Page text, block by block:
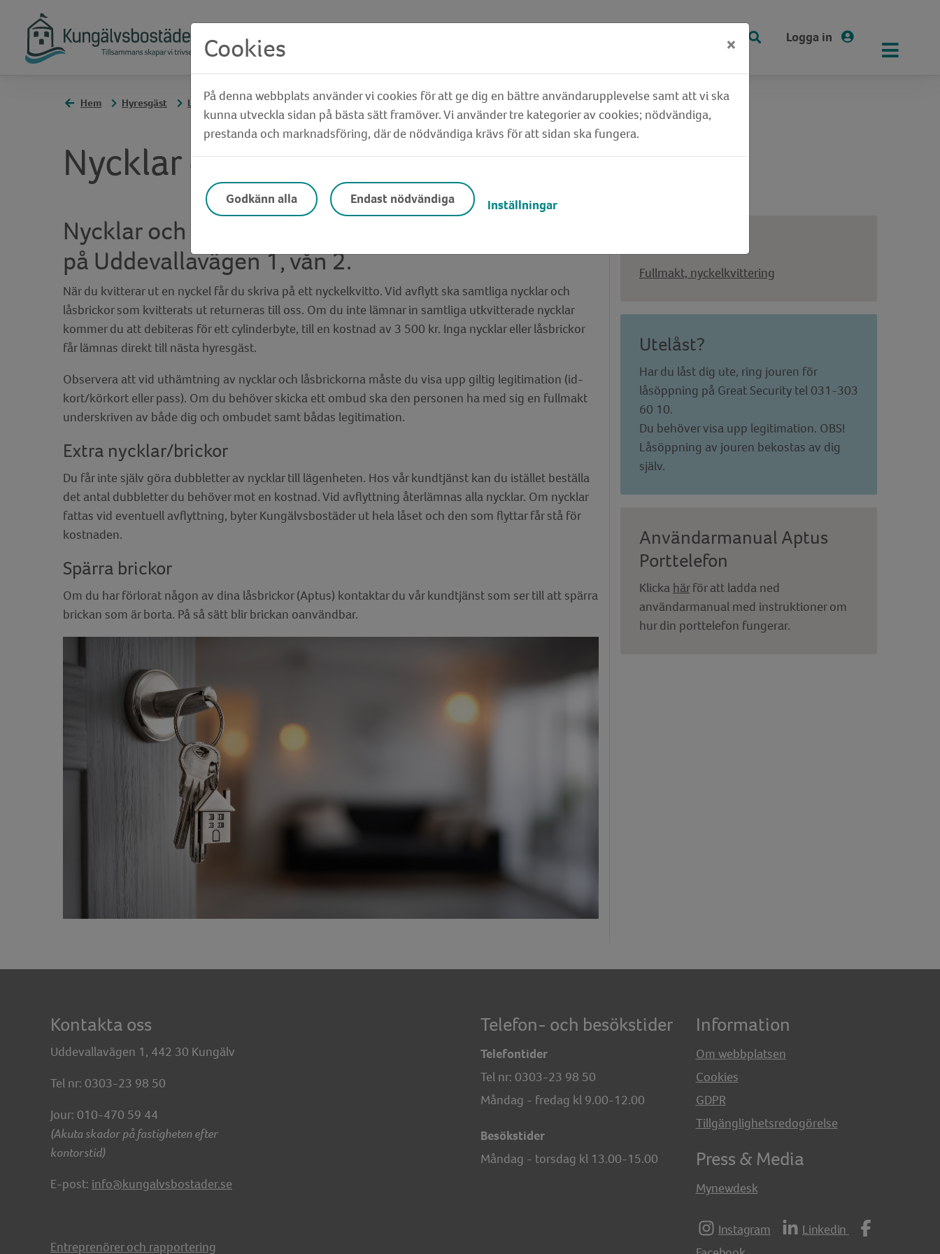
Logga in
Hem Hyresgäst Lägenheten Nycklar och låsbrickor
Nycklar och låsbrickor
Nycklar och låsbrickor kvitteras ut hos kundtjänst
på Uddevallavägen 1, vån 2.
När du kvitterar ut en nyckel får du skriva på ett nyckelkvitto. Vid avflytt ska samtliga nycklar och
låsbrickor som kvitterats ut returneras till oss. Om du inte lämnar in samtliga utkvitterade nycklar
kommer du att debiteras för ett cylinderbyte, till en kostnad av 3 500 kr. Inga nycklar eller låsbrickor
får lämnas direkt till nästa hyresgäst.
Observera att vid uthämtning av nycklar och låsbrickorna måste du visa upp giltig legitimation (id-
kort/körkort eller pass). Om du behöver skicka ett ombud ska den personen ha med sig en fullmakt
underskriven av både dig och ombudet samt bådas legitimation.
Extra nycklar/brickor
Du får inte själv göra dubbletter av nycklar till lägenheten. Hos vår kundtjänst kan du istället beställa
det antal dubbletter du behöver mot en kostnad. Vid avflyttning återlämnas alla nycklar. Om nycklar
fattas vid eventuell avflyttning, byter Kungälvsbostäder ut hela låset och den som flyttar får stå för
kostnaden.
Spärra brickor
Om du har förlorat någon av dina låsbrickor (Aptus) kontaktar du vår kundtjänst som ser till att spärra
brickan som är borta. På så sätt blir brickan oanvändbar.
Fullmakt, nyckelkvittering
Utelåst?
Har du låst dig ute, ring jouren för
låsöppning på Great Security tel 031-303
60 10.
Du behöver visa upp legitimation. OBS!
Låsöppning av jouren bekostas av dig
själv.
Användarmanual Aptus
Porttelefon
Klicka härför att ladda ned
användarmanual med instruktioner om
hur din porttelefon fungerar.
Kontakta oss
Uddevallavägen 1, 442 30 Kungälv
Tel nr: 0303-23 98 50
Jour: 010-470 59 44
(Akuta skador på fastigheten efter
kontorstid)
E-post: info@kungalvsbostader.se
Entreprenörer och rapportering
Telefon- och besökstider
Telefontider
Tel nr: 0303-23 98 50
Måndag - fredag kl 9.00-12.00
Besökstider
Måndag - torsdag kl 13.00-15.00
Information
Om webbplatsen
Cookies
GDPR
Tillgänglighetsredogörelse
Press & Media
Mynewdesk
Instagram
Linkedin
Cookies ×
På denna webbplats använder vi cookies för att ge dig en bättre användarupplevelse samt att vi ska
kunna utveckla sidan på bästa sätt framöver. Vi använder tre kategorier av cookies; nödvändiga,
prestanda och marknadsföring, där de nödvändiga krävs för att sidan ska fungera.
Godkänn alla Endast nödvändiga Inställningar